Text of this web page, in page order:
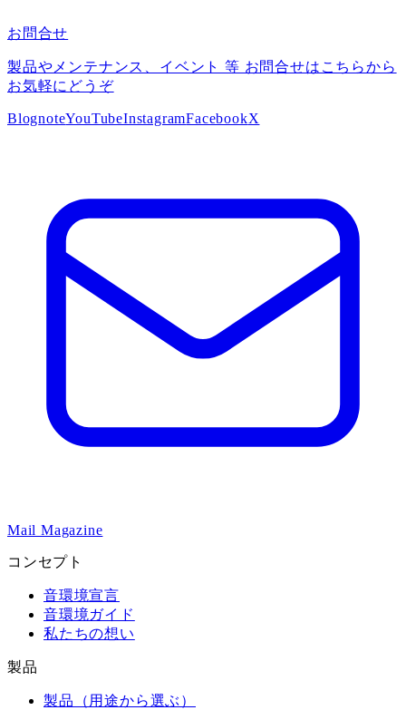
お問合せ
製品やメンテナンス、イベント 等 お問合せはこちらから
お気軽にどうぞ
BlognoteYouTubeInstagramFacebookX
Mail Magazine
コンセプト
音環境宣言
音環境ガイド
私たちの想い
製品
製品（用途から選ぶ）